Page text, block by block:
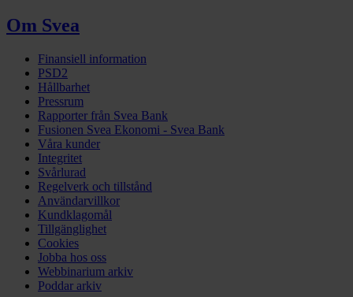
Om Svea
Finansiell information
PSD2
Hållbarhet
Pressrum
Rapporter från Svea Bank
Fusionen Svea Ekonomi - Svea Bank
Våra kunder
Integritet
Svårlurad
Regelverk och tillstånd
Användarvillkor
Kundklagomål
Tillgänglighet
Cookies
Jobba hos oss
Webbinarium arkiv
Poddar arkiv